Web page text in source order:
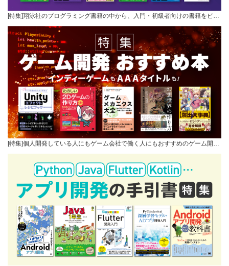
[特集]翔泳社のプログラミング書籍の中から、入門・初級者向けの書籍をピ…
[特集]個人開発している人にもゲーム会社で働く人にもおすすめのゲーム開…